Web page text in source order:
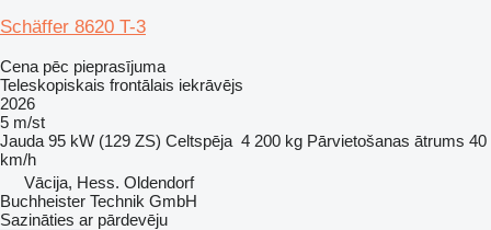
Schäffer 8620 T-3
Cena pēc pieprasījuma
Teleskopiskais frontālais iekrāvējs
2026
5 m/st
Jauda 95 kW (129 ZS) Celtspēja 4 200 kg Pārvietošanas ātrums 40
km/h
Vācija, Hess. Oldendorf
Buchheister Technik GmbH
Sazināties ar pārdevēju